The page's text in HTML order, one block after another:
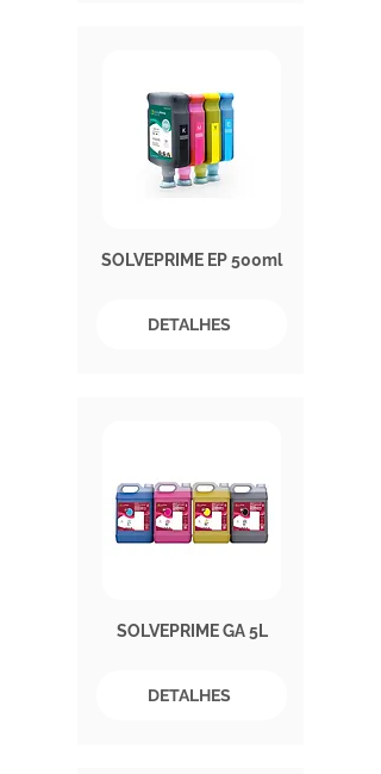
SOLVEPRIME EP 500ml
DETALHES
SOLVEPRIME GA 5L
DETALHES